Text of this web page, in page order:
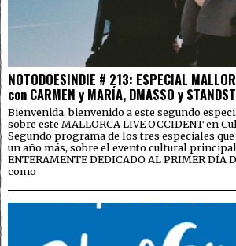
NOTODOESINDIE # 213: ESPECIAL
con CARMEN y MARÍA, DMASSO y
Bienvenida, bienvenido a este segundo
sobre este MALLORCA LIVE OCCIDENT en
Segundo programa de los tres especiales
un año más, sobre el evento cultural principal
ENTERAMENTE DEDICADO AL PRIMER DÍA
como